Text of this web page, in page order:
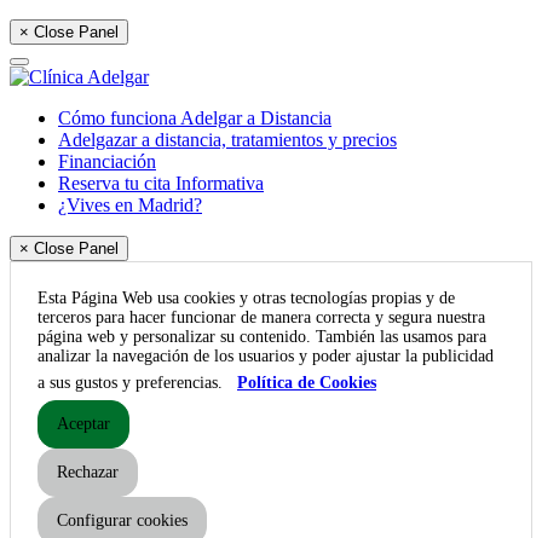
× Close Panel
Cómo funciona Adelgar a Distancia
Adelgazar a distancia, tratamientos y precios
Financiación
Reserva tu cita Informativa
¿Vives en Madrid?
× Close Panel
Esta Página Web usa cookies y otras tecnologías propias y de
terceros para hacer funcionar de manera correcta y segura nuestra
página web y personalizar su contenido. También las usamos para
analizar la navegación de los usuarios y poder ajustar la publicidad
a sus gustos y preferencias.
Política de Cookies
Aceptar
Rechazar
Configurar cookies